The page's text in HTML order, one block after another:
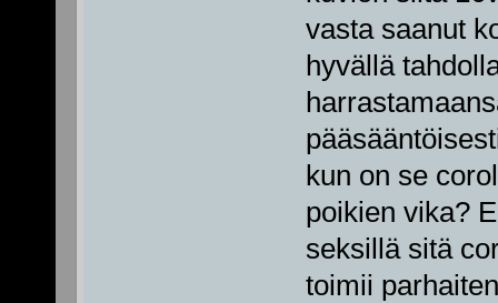
vasta saanut
hyvällä
kun on se
poikien vika?
seksillä sitä
toimii